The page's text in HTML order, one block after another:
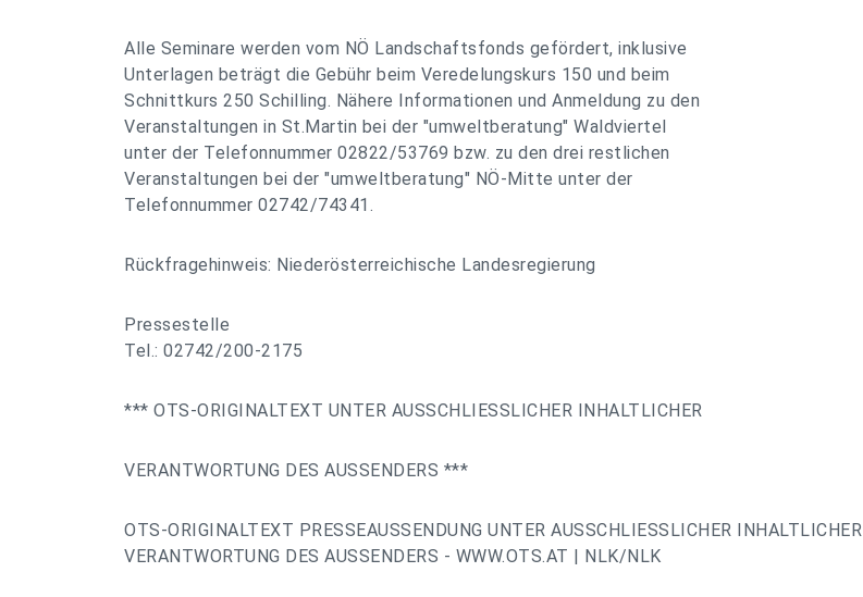
Alle Seminare werden vom NÖ Landschaftsfonds gefördert, inklusive
Unterlagen beträgt die Gebühr beim Veredelungskurs 150 und beim
Schnittkurs 250 Schilling. Nähere Informationen und Anmeldung zu den
Veranstaltungen in St.Martin bei der "umweltberatung" Waldviertel
unter der Telefonnummer 02822/53769 bzw. zu den drei restlichen
Veranstaltungen bei der "umweltberatung" NÖ-Mitte unter der
Telefonnummer 02742/74341.
Rückfragehinweis: Niederösterreichische Landesregierung
Pressestelle
Tel.: 02742/200-2175
*** OTS-ORIGINALTEXT UNTER AUSSCHLIESSLICHER INHALTLICHER
VERANTWORTUNG DES AUSSENDERS ***
OTS-ORIGINALTEXT PRESSEAUSSENDUNG UNTER AUSSCHLIESSLICHER INHALTLICHER
VERANTWORTUNG DES AUSSENDERS - WWW.OTS.AT | NLK/NLK